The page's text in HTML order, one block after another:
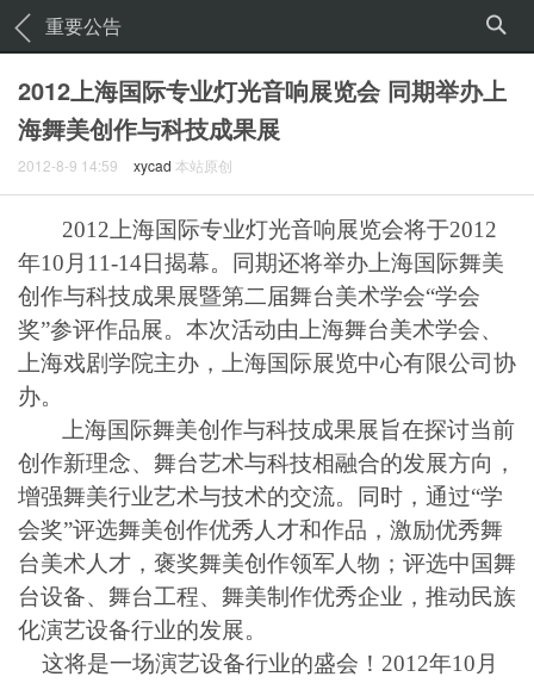
重要公告
2012上海国际专业灯光音响展览会 同期举办上
海舞美创作与科技成果展
2012-8-9 14:59 xycad 本站原创
2012 上海国际专业灯光音响展览会将于2012
年10 月 11-14日揭幕。同期还将举办上海国际舞美
创作与科技成果展暨第二届舞台美术学会“学会
奖”参评作品展。本次活动由上海舞台美术学会、
上海戏剧学院主办，上海国际展览中心有限公司协
办。
上海国际舞美创作与科技成果展旨在探讨当前
创作新理念、舞台艺术与科技相融合的发展方向，
增强舞美行业艺术与技术的交流。同时，通过“学
会奖”评选舞美创作优秀人才和作品，激励优秀舞
台美术人才，褒奖舞美创作领军人物；评选中国舞
台设备、舞台工程、舞美制作优秀企业，推动民族
化演艺设备行业的发展。
这将是一场演艺设备行业的盛会！ 2012年10 月